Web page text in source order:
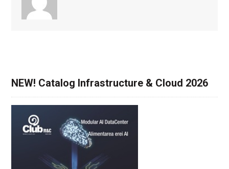
NEW! Catalog Infrastructure & Cloud 2026